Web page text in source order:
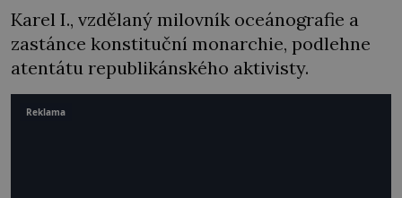
Karel I., vzdělaný milovník oceánografie a
zastánce konstituční monarchie, podlehne
atentátu republikánského aktivisty.
Reklama